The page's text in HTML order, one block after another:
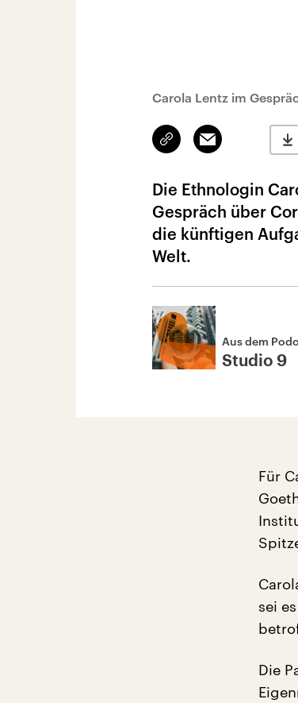
Carola Lentz im
Link
kopieren/teilen
Email
Die Ethnologin
Gespräch über
die künftigen
Welt.
Aus dem
Studio 9
Für
sei
Die